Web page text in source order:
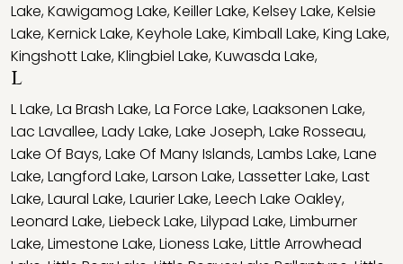
Lake,Kawigamog Lake,Keiller Lake,Kelsey Lake,Kelsie
Lake,Kernick Lake,Keyhole Lake,Kimball Lake,King Lake,
Kingshott Lake,Klingbiel Lake,Kuwasda Lake,
L
L Lake,La Brash Lake,La Force Lake,Laaksonen Lake,
Lac Lavallee,Lady Lake,Lake Joseph,Lake Rosseau,
Lake Of Bays,Lake Of Many Islands,Lambs Lake,Lane
Lake,Langford Lake,Larson Lake,Lassetter Lake,Last
Lake,Laural Lake,Laurier Lake,Leech Lake Oakley,
Leonard Lake,Liebeck Lake,Lilypad Lake,Limburner
Lake,Limestone Lake,Lioness Lake,Little Arrowhead